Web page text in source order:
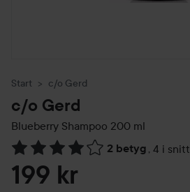
Start c/o Gerd
c/o Gerd
Blueberry Shampoo 200 ml
2 betyg , 4 i snitt
Hoppa till Betyg & kommentarer
199 kr